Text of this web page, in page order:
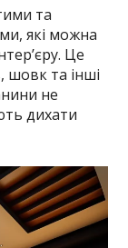
та
які можна
Це
шовк та інші
не
дихати